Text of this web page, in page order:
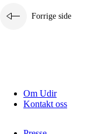
Forrige side
Om Udir
Kontakt oss